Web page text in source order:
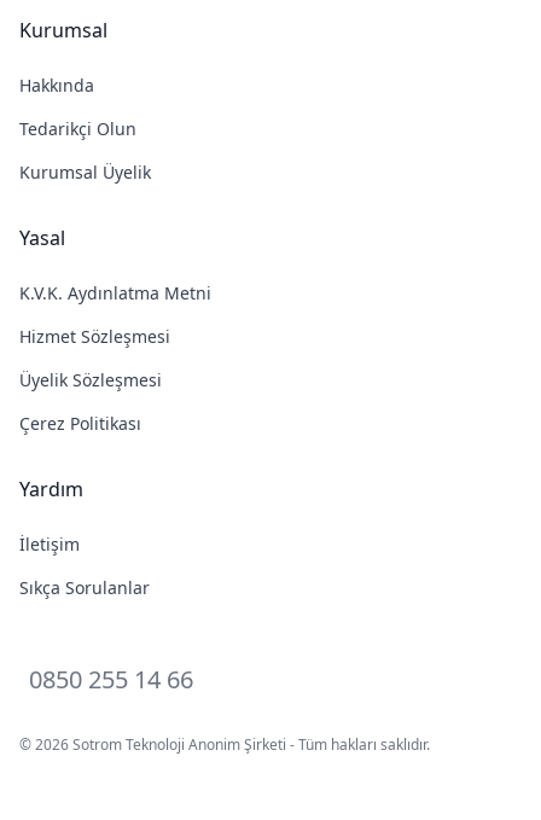
Kurumsal
Hakkında
Tedarikçi Olun
Kurumsal Üyelik
Yasal
K.V.K. Aydınlatma Metni
Hizmet Sözleşmesi
Üyelik Sözleşmesi
Çerez Politikası
Yardım
İletişim
Sıkça Sorulanlar
0850 255 14 66
© 2026 Sotrom Teknoloji Anonim Şirketi - Tüm hakları saklıdır.